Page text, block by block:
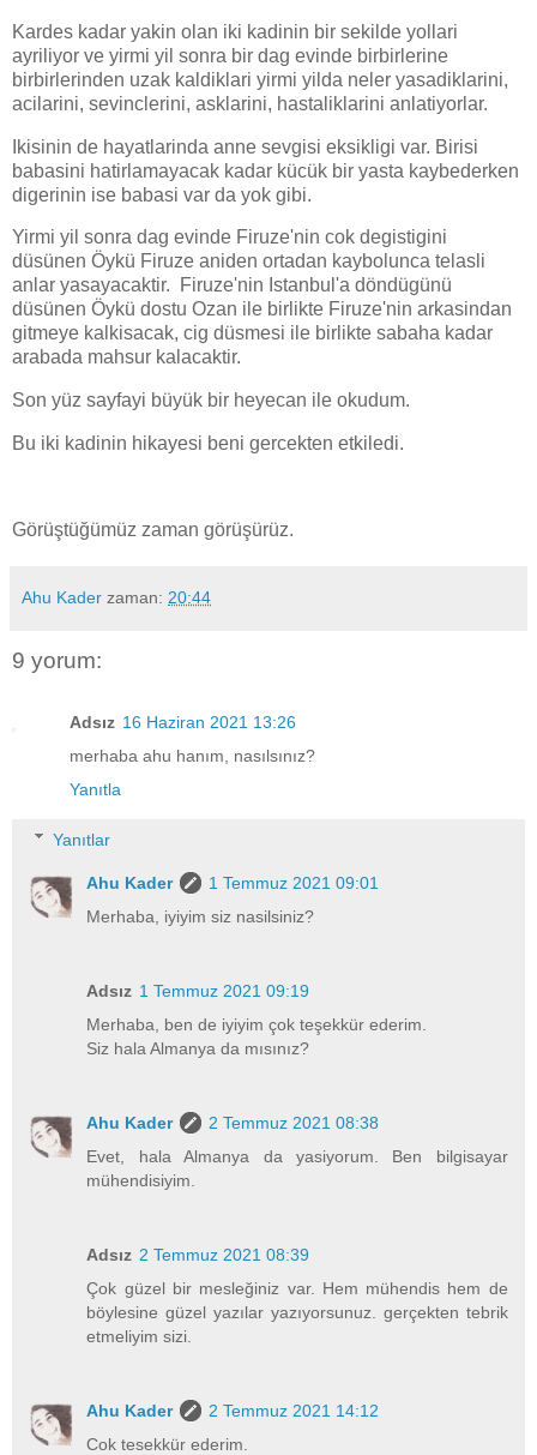
Kardes kadar yakin olan iki kadinin bir sekilde yollari
ayriliyor ve yirmi yil sonra bir dag evinde birbirlerine
birbirlerinden uzak kaldiklari yirmi yilda neler yasadiklarini,
acilarini, sevinclerini, asklarini, hastaliklarini anlatiyorlar.
Ikisinin de hayatlarinda anne sevgisi eksikligi var. Birisi
babasini hatirlamayacak kadar kücük bir yasta kaybederken
digerinin ise babasi var da yok gibi.
Yirmi yil sonra dag evinde Firuze'nin cok degistigini
düsünen Öykü Firuze aniden ortadan kaybolunca telasli
anlar yasayacaktir. Firuze'nin Istanbul'a döndügünü
düsünen Öykü dostu Ozan ile birlikte Firuze'nin arkasindan
gitmeye kalkisacak, cig düsmesi ile birlikte sabaha kadar
arabada mahsur kalacaktir.
Son yüz sayfayi büyük bir heyecan ile okudum.
Bu iki kadinin hikayesi beni gercekten etkiledi.
Görüştüğümüz zaman görüşürüz.
Ahu Kader zaman: 20:44
9 yorum:
Adsız 16 Haziran 2021 13:26
merhaba ahu hanım, nasılsınız?
Yanıtla
Yanıtlar
Ahu Kader
1 Temmuz 2021 09:01
Merhaba, iyiyim siz nasilsiniz?
Adsız 1 Temmuz 2021 09:19
Merhaba, ben de iyiyim çok teşekkür ederim.
Siz hala Almanya da mısınız?
Ahu Kader
2 Temmuz 2021 08:38
Evet, hala Almanya da yasiyorum. Ben bilgisayar
mühendisiyim.
Adsız 2 Temmuz 2021 08:39
Çok güzel bir mesleğiniz var. Hem mühendis hem de
böylesine güzel yazılar yazıyorsunuz. gerçekten tebrik
etmeliyim sizi.
Ahu Kader
2 Temmuz 2021 14:12
Cok tesekkür ederim.